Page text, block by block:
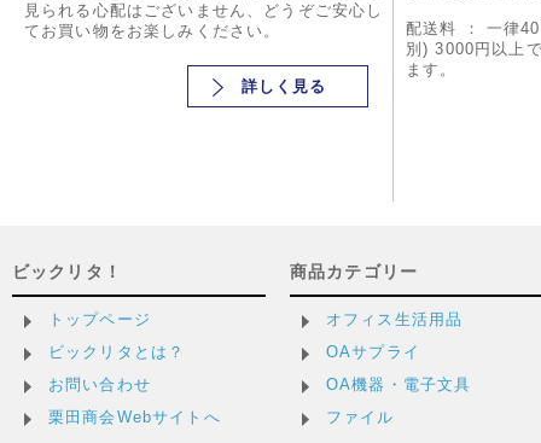
見られる心配はございません、どうぞご安心し
てお買い物をお楽しみください。
詳しく見る
配送料 ： 一律
別) 3000円以上
ます。
ビックリタ！
トップページ
ビックリタとは？
お問い合わせ
栗田商会Webサイトへ
商品カテゴリー
オフィス生活用品
OAサプライ
OA機器・電子文具
ファイル